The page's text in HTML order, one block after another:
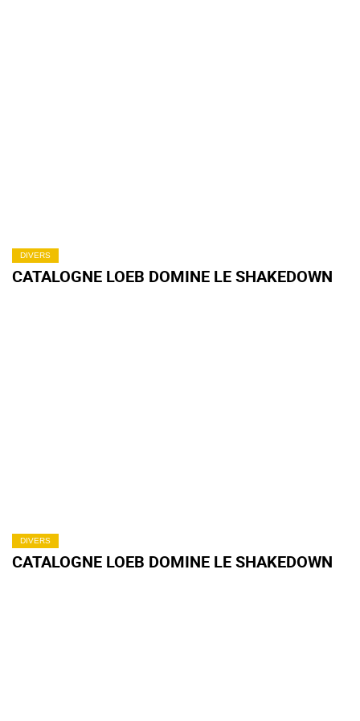
DIVERS
CATALOGNE LOEB DOMINE LE SHAKEDOWN
DIVERS
CATALOGNE LOEB DOMINE LE SHAKEDOWN